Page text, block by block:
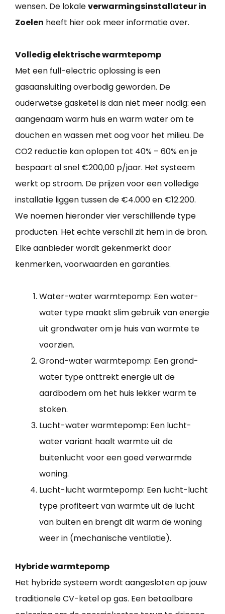
wensen. De lokaleverwarmingsinstallateur in
Zoelen heeft hier ook meer informatie over.
Volledig elektrische warmtepomp
Met een full-electric oplossing is een
gasaansluiting overbodig geworden. De
ouderwetse gasketel is dan niet meer nodig: een
aangenaam warm huis en warm water om te
douchen en wassen met oog voor het milieu. De
CO2 reductie kan oplopen tot 40% – 60% en je
bespaart al snel €200,00 p/jaar. Het systeem
werkt op stroom. De prijzen voor een volledige
installatie liggen tussen de €4.000 en €12.200.
We noemen hieronder vier verschillende type
producten. Het echte verschil zit hem in de bron.
Elke aanbieder wordt gekenmerkt door
kenmerken, voorwaarden en garanties.
Water-water warmtepomp: Een water-
water type maakt slim gebruik van energie
uit grondwater om je huis van warmte te
voorzien.
Grond-water warmtepomp: Een grond-
water type onttrekt energie uit de
aardbodem om het huis lekker warm te
stoken.
Lucht-water warmtepomp: Een lucht-
water variant haalt warmte uit de
buitenlucht voor een goed verwarmde
woning.
Lucht-lucht warmtepomp: Een lucht-lucht
type profiteert van warmte uit de lucht
van buiten en brengt dit warm de woning
weer in (mechanische ventilatie).
Hybride warmtepomp
Het hybride systeem wordt aangesloten op jouw
traditionele CV-ketel op gas. Een betaalbare